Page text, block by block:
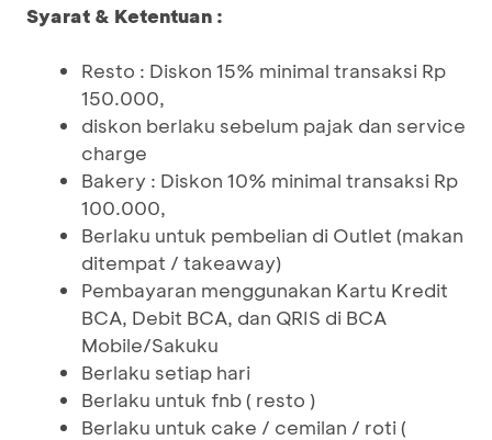
Syarat & Ketentuan :
Resto : Diskon 15% minimal transaksi Rp
150.000,
diskon berlaku sebelum pajak dan service
charge
Bakery : Diskon 10% minimal transaksi Rp
100.000,
Berlaku untuk pembelian di Outlet (makan
ditempat / takeaway)
Pembayaran menggunakan Kartu Kredit
BCA, Debit BCA, dan QRIS di BCA
Mobile/Sakuku
Berlaku setiap hari
Berlaku untuk fnb ( resto )
Berlaku untuk cake / cemilan / roti (